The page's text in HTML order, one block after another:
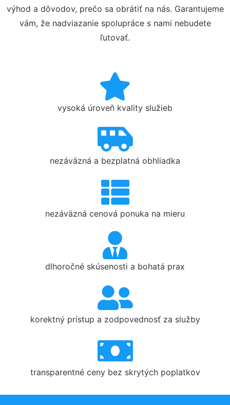
výhod a dôvodov, prečo sa obrátiť na nás. Garantujeme
vám, že nadviazanie spolupráce s nami nebudete
ľutovať.
vysoká úroveň kvality služieb
nezáväzná a bezplatná obhliadka
nezáväzná cenová ponuka na mieru
dlhoročné skúsenosti a bohatá prax
korektný prístup a zodpovednosť za služby
transparentné ceny bez skrytých poplatkov